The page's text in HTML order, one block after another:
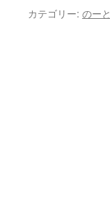
カテゴリー: のーと